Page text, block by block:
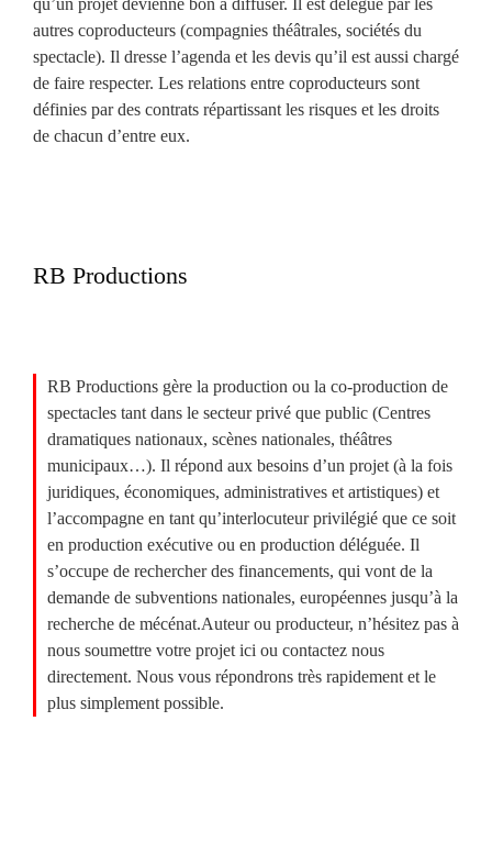
autres coproducteurs (compagnies théâtrales, sociétés du
spectacle). Il dresse l’agenda et les devis qu’il est aussi chargé
de faire respecter. Les relations entre coproducteurs sont
définies par des contrats répartissant les risques et les droits
de chacun d’entre eux.
RB Productions
RB Productions gère la production ou la co-production de
spectacles tant dans le secteur privé que public (Centres
dramatiques nationaux, scènes nationales, théâtres
municipaux…). Il répond aux besoins d’un projet (à la fois
juridiques, économiques, administratives et artistiques) et
l’accompagne en tant qu’interlocuteur privilégié que ce soit
en production exécutive ou en production déléguée. Il
s’occupe de rechercher des financements, qui vont de la
demande de subventions nationales, européennes jusqu’à la
recherche de mécénat.Auteur ou producteur, n’hésitez pas à
nous soumettre votre projet ici ou contactez nous
directement. Nous vous répondrons très rapidement et le
plus simplement possible.